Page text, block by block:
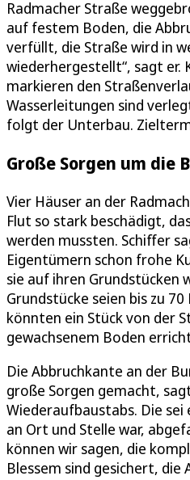
Radmacher Straße
auf festem Boden, die
verfüllt, die Straße wird in
wiederhergestellt“, sagt er.
markieren den
Wasserleitungen sind
folgt der Unterbau.
Große Sorgen um die
Vier Häuser an der
Flut so stark beschädigt,
werden mussten. Schiffer
Eigentümern schon frohe
sie auf ihren Grundstücken
Grundstücke seien bis zu
könnten ein Stück von der
gewachsenem Boden
Die Abbruchkante an der
große Sorgen gemacht,
Wiederaufbaustabs. Die
an Ort und Stelle war,
können wir sagen, die
Blessem sind gesichert,